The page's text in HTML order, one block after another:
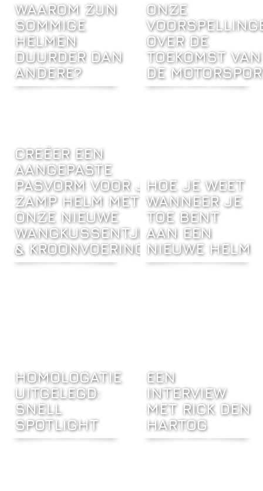
WAAROM ZIJN
SOMMIGE
HELMEN
DUURDER DAN
ANDERE?
ONZE
OVER DE
TOEKOMST VAN
DE
CREËER EEN
AANGEPASTE
PASVORM VOOR JE
ZAMP HELM MET
ONZE NIEUWE
WANGKUSSENTJES
& KROONVOERING
HOE JE WEET
WANNEER JE
TOE BENT
AAN EEN
NIEUWE HELM
HOMOLOGATIE
UITGELEGD:
SNELL
SPOTLIGHT
EEN
INTERVIEW
MET RICK DEN
HARTOG